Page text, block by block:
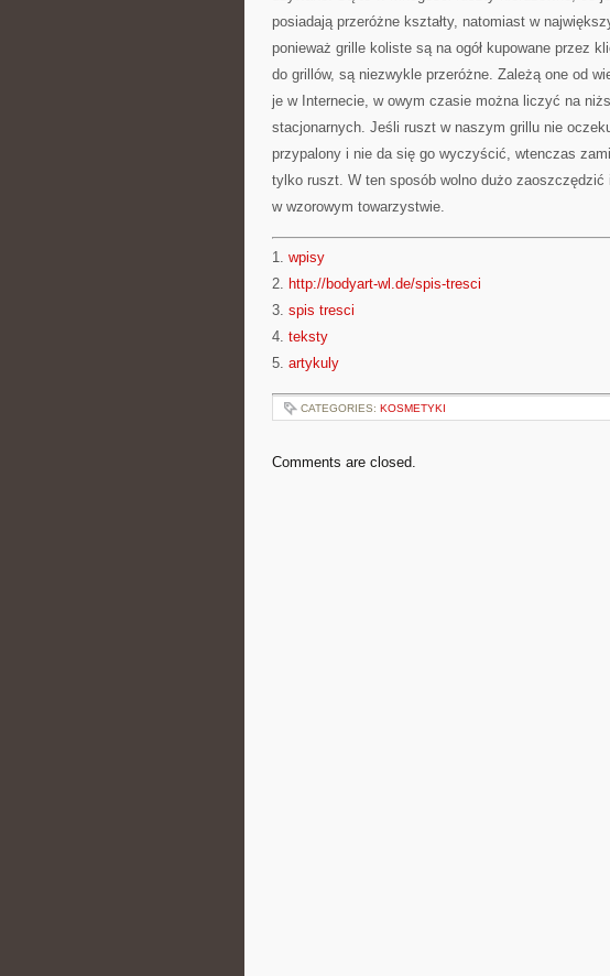
posiadają przeróżne kształty, natomiast w
ponieważ grille koliste są na ogół kupowane przez
do grillów, są niezwykle przeróżne. Zależą one od
je w Internecie, w owym czasie można liczyć na
stacjonarnych. Jeśli ruszt w naszym grillu nie
przypalony i nie da się go wyczyścić, wtenczas
tylko ruszt. W ten sposób wolno dużo zaoszczędzić
w wzorowym towarzystwie.
1. wpisy
2. http://bodyart-wl.de/spis-tresci
3. spis tresci
4. teksty
5. artykuly
CATEGORIES: KOSMETYKI
Comments are closed.